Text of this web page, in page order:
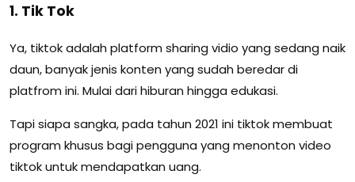
1. Tik Tok
Ya, tiktok adalah platform sharing vidio yang sedang naik
daun, banyak jenis konten yang sudah beredar di
platfrom ini. Mulai dari hiburan hingga edukasi.
Tapi siapa sangka, pada tahun 2021 ini tiktok membuat
program khusus bagi pengguna yang menonton video
tiktok untuk mendapatkan uang.